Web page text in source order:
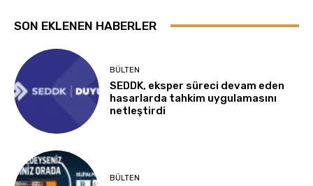
SON EKLENEN HABERLER
BÜLTEN
SEDDK, eksper süreci devam eden
hasarlarda tahkim uygulamasını
netleştirdi
BÜLTEN